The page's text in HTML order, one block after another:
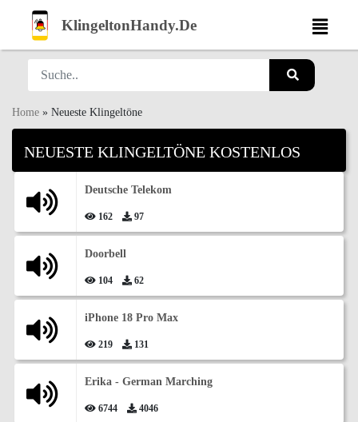
KlingeltonHandy.De
Home » Neueste Klingeltöne
NEUESTE KLINGELTÖNE KOSTENLOS
Deutsche Telekom
162 97
Doorbell
104 62
iPhone 18 Pro Max
219 131
Erika - German Marching
6744 4046